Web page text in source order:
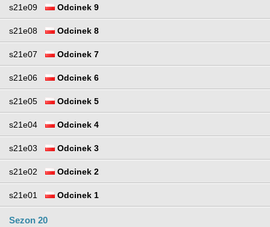
s21e09 Odcinek 9
s21e08 Odcinek 8
s21e07 Odcinek 7
s21e06 Odcinek 6
s21e05 Odcinek 5
s21e04 Odcinek 4
s21e03 Odcinek 3
s21e02 Odcinek 2
s21e01 Odcinek 1
Sezon 20